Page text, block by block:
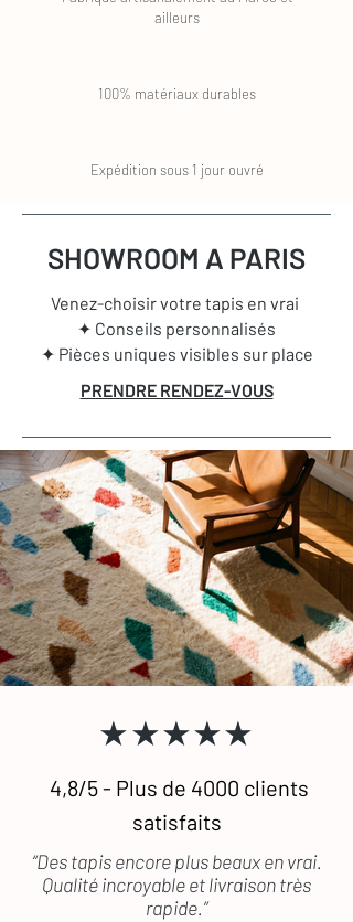
ailleurs
100% matériaux durables
Expédition sous 1 jour ouvré
SHOWROOM A PARIS
Venez-choisir votre tapis en vrai
✦ Conseils personnalisés
✦ Pièces uniques visibles sur place
PRENDRE RENDEZ-VOUS
★★★★★
4,8/5 - Plus de 4000 clients
satisfaits
“Des tapis encore plus beaux en vrai.
Qualité incroyable et livraison très
rapide.”